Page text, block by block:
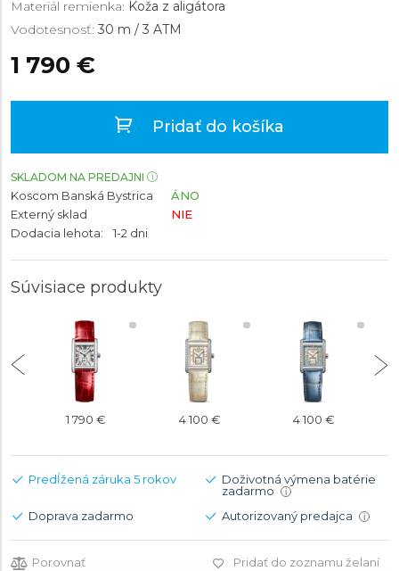
Materiál remienka: Koža z aligátora
Vodotesnosť: 30 m / 3 ATM
1 790 €
Pridať do košíka
SKLADOM NA PREDAJNI
Koscom Banská Bystrica
ÁNO
Externý sklad
NIE
Dodacia lehota:
1-2 dni
Súvisiace produkty
1 790 € 4 100 € 4 100 €
Predĺžená záruka 5 rokov
Doživotná výmena batérie
zadarmo
i
Doprava zadarmo Autorizovaný predajca i
Porovnať Pridať do zoznamu želaní